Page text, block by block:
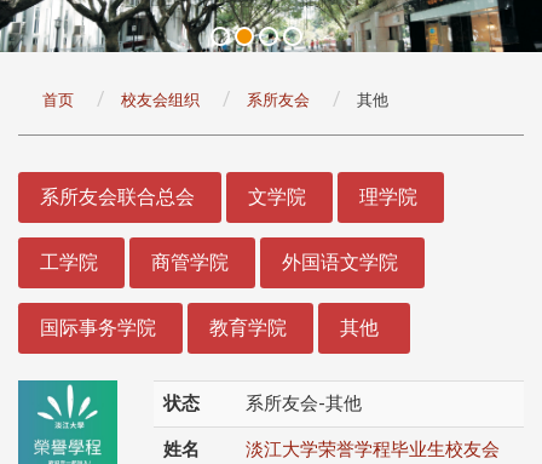
首页 校友会组织 系所友会 其他
系所友会联合总会 文学院 理学院
工学院 商管学院 外国语文学院
国际事务学院 教育学院 其他
状态 系所友会-其他
姓名 淡江大学荣誉学程毕业生校友会